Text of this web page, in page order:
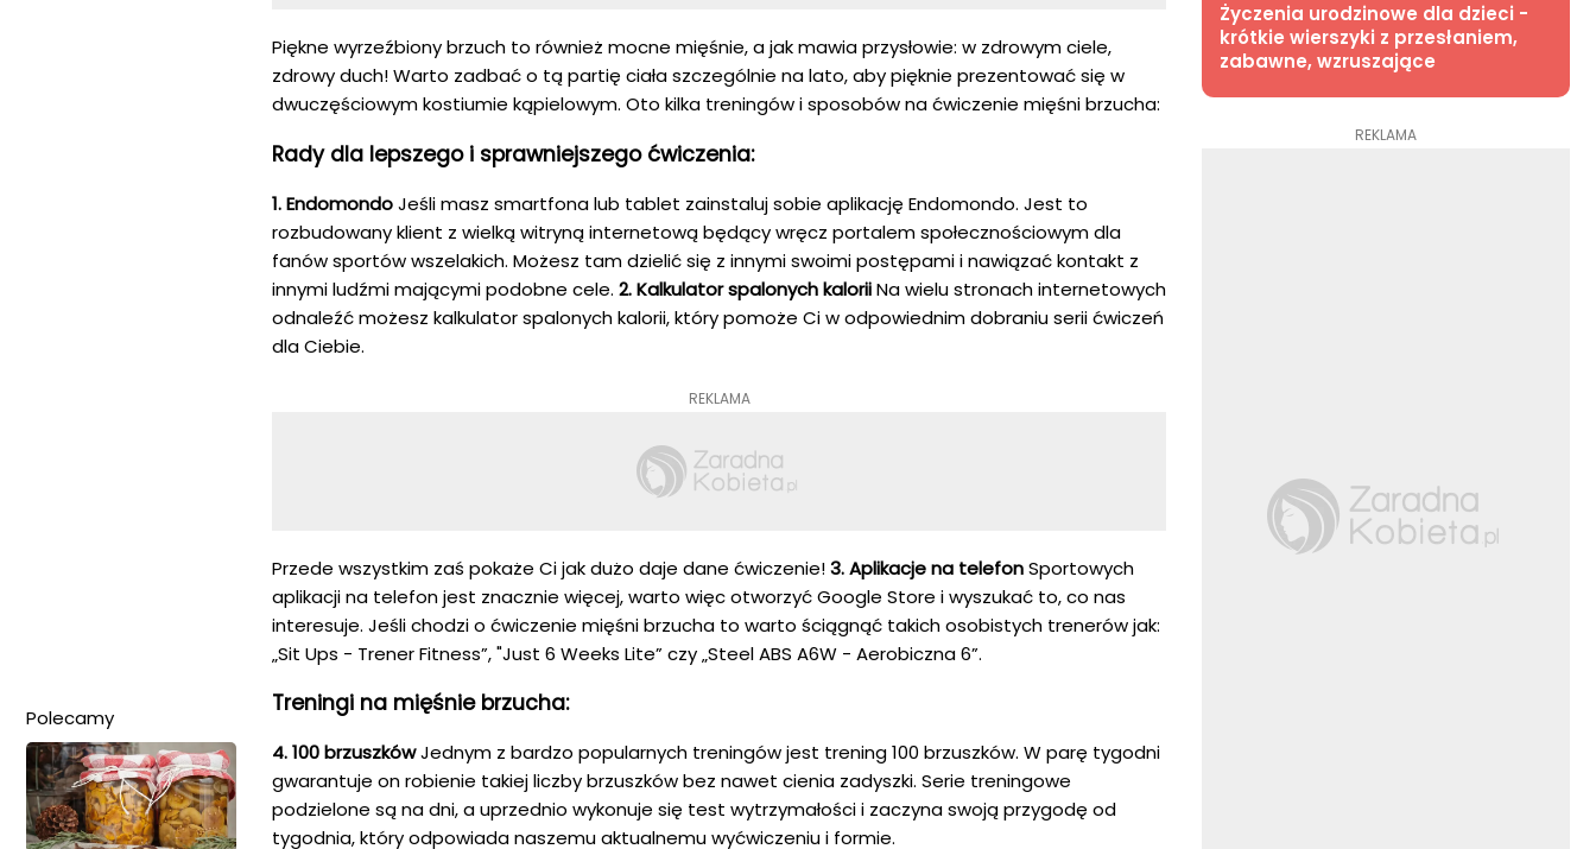
Piękne wyrzeźbiony brzuch to również mocne mięśnie, a jak mawia przysłowie: w zdrowym ciele,
zdrowy duch! Warto zadbać o tą partię ciała szczególnie na lato, aby pięknie prezentować się w
dwuczęściowym kostiumie kąpielowym. Oto kilka treningów i sposobów na ćwiczenie mięśni brzucha:
Rady dla lepszego i sprawniejszego ćwiczenia:
1. EndomondoJeśli masz smartfona lub tablet zainstaluj sobie aplikację Endomondo. Jest to
rozbudowany klient z wielką witryną internetową będący wręcz portalem społecznościowym dla
fanów sportów wszelakich. Możesz tam dzielić się z innymi swoimi postępami i nawiązać kontakt z
innymi ludźmi mającymi podobne cele. 2. Kalkulator spalonych kaloriiNa wielu stronach internetowych
odnaleźć możesz kalkulator spalonych kalorii, który pomoże Ci w odpowiednim dobraniu serii ćwiczeń
dla Ciebie.
REKLAMA
Przede wszystkim zaś pokaże Ci jak dużo daje dane ćwiczenie!3. Aplikacje na telefonSportowych
aplikacji na telefon jest znacznie więcej, warto więc otworzyć Google Store i wyszukać to, co nas
interesuje. Jeśli chodzi o ćwiczenie mięśni brzucha to warto ściągnąć takich osobistych trenerów jak:
„Sit Ups - Trener Fitness”, "Just 6 Weeks Lite” czy „Steel ABS A6W - Aerobiczna 6”.
Treningi na mięśnie brzucha:
4. 100 brzuszkówJednym z bardzo popularnych treningów jest trening 100 brzuszków. W parę tygodni
gwarantuje on robienie takiej liczby brzuszków bez nawet cienia zadyszki. Serie treningowe
podzielone są na dni, a uprzednio wykonuje się test wytrzymałości i zaczyna swoją przygodę od
tygodnia, który odpowiada naszemu aktualnemu wyćwiczeniu i formie.
Polecamy
Życzenia urodzinowe dla dzieci -
krótkie wierszyki z przesłaniem,
zabawne, wzruszające
REKLAMA